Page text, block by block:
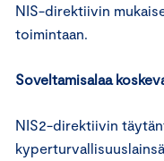
NIS-direktiivin
toimintaan.
Soveltamisalaa
NIS2-direktiivin